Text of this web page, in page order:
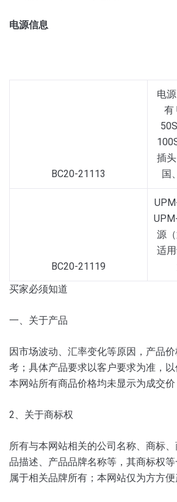
电源信息
BC20-21113
电
有
插
国
BC20-21119
源
适
买家必须知道
一、关于产品
因市场波动、汇率变化等原因，产品
考； 具体产品要求以客户要求为准，以
本网站所有商品价格均未显示为成交价
2、关于商标权
所有与本网站相关的公司名称、商标
品描述、产品品牌名称等，其商标权
属于相关品牌所有；本网站仅为方方